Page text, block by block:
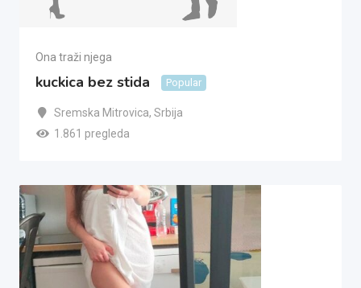
Ona traži njega
kuckica bez stida Popular
Sremska Mitrovica, Srbija
1.861 pregleda